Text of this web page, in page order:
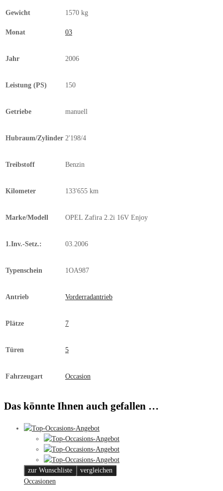
Gewicht 1570 kg
Monat 03
Jahr 2006
Leistung (PS) 150
Getriebe manuell
Hubraum/Zylinder 2'198/4
Treibstoff Benzin
Kilometer 133'655 km
Marke/Modell OPEL Zafira 2.2i 16V Enjoy
1.Inv.-Setz.: 03.2006
Typenschein 1OA987
Antrieb Vorderradantrieb
Plätze 7
Türen 5
Fahrzeugart Occasion
Das könnte Ihnen auch gefallen …
zur Wunschliste
vergleichen
Occasionen